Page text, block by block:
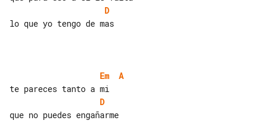
D
lo que yo tengo de mas
Em
A
D
que no puedes engañarme